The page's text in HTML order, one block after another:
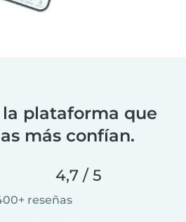
la plataforma que
más confían.
4,7 / 5
reseñas